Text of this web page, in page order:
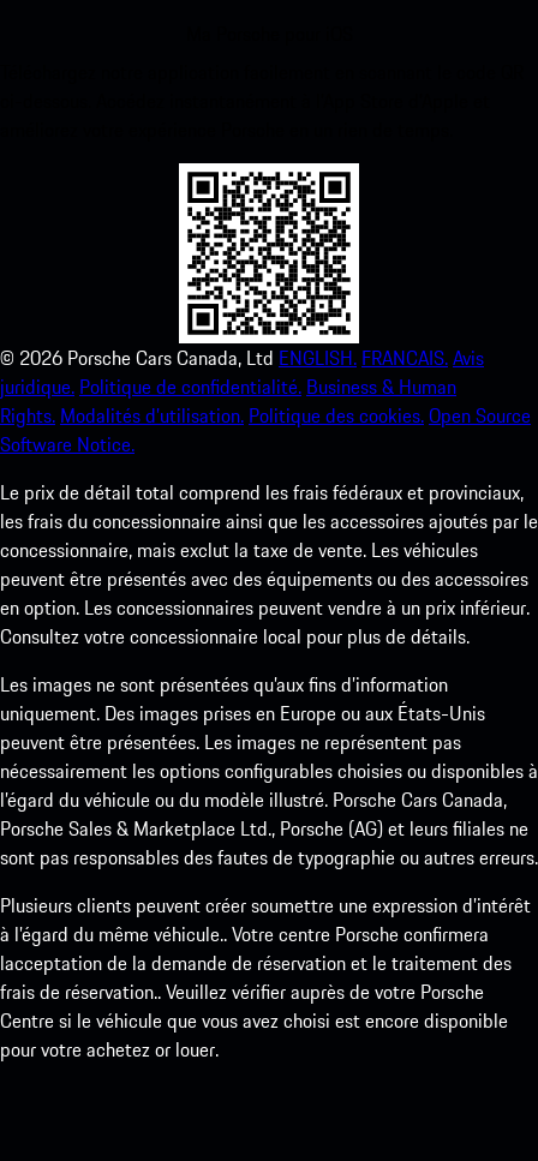
© 2026 Porsche Cars Canada, Ltd ENGLISH. FRANCAIS.Avis
juridique. Politique de confidentialité. Business & Human
Rights. Modalités d’utilisation. Politique des cookies.Open Source
Software Notice.
Le prix de détail total comprend les frais fédéraux et provinciaux,
les frais du concessionnaire ainsi que les accessoires ajoutés par le
concessionnaire, mais exclut la taxe de vente. Les véhicules
peuvent être présentés avec des équipements ou des accessoires
en option. Les concessionnaires peuvent vendre à un prix inférieur.
Consultez votre concessionnaire local pour plus de détails.
Les images ne sont présentées qu’aux fins d’information
uniquement. Des images prises en Europe ou aux États-Unis
peuvent être présentées. Les images ne représentent pas
nécessairement les options configurables choisies ou disponibles à
l’égard du véhicule ou du modèle illustré. Porsche Cars Canada,
Porsche Sales & Marketplace Ltd., Porsche (AG) et leurs filiales ne
sont pas responsables des fautes de typographie ou autres erreurs.
Plusieurs clients peuvent créer soumettre une expression d’intérêt
à l’égard du même véhicule.. Votre centre Porsche confirmera
lacceptation de la demande de réservation et le traitement des
frais de réservation.. Veuillez vérifier auprès de votre Porsche
Centre si le véhicule que vous avez choisi est encore disponible
pour votre achetez or louer.